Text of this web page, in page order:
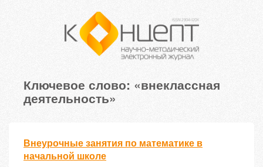
Ключевое слово: «внеклассная
деятельность»
Внеурочные занятия по математике в
начальной школе